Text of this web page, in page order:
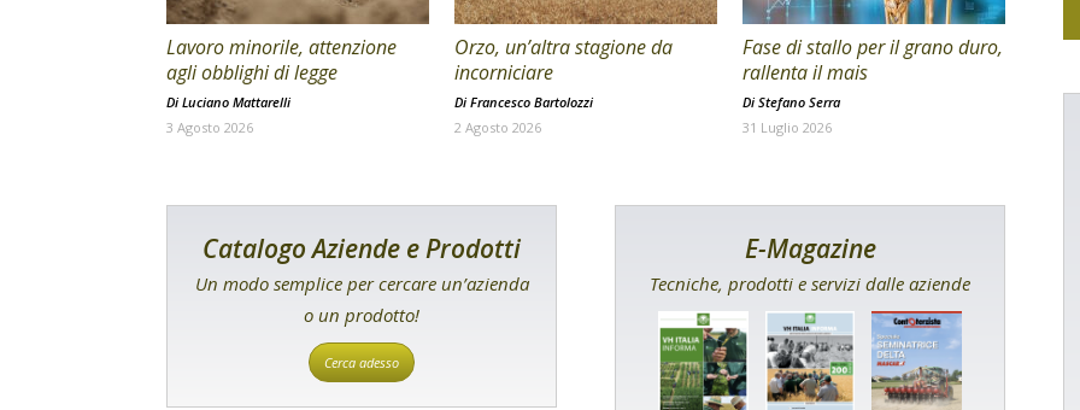
Lavoro minorile, attenzione
agli obblighi di legge
Di Luciano Mattarelli
3 Agosto 2026
Orzo, un’altra stagione da
incorniciare
Di Francesco Bartolozzi
2 Agosto 2026
Fase di stallo per il grano duro,
rallenta il mais
Di Stefano Serra
31 Luglio 2026
Catalogo Aziende e Prodotti
Un modo semplice per cercare un’azienda
o un prodotto!
Cerca adesso
E-Magazine
Tecniche, prodotti e servizi dalle aziende